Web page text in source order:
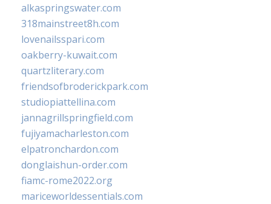
alkaspringswater.com
318mainstreet8h.com
lovenailsspari.com
oakberry-kuwait.com
quartzliterary.com
friendsofbroderickpark.com
studiopiattellina.com
jannagrillspringfield.com
fujiyamacharleston.com
elpatronchardon.com
donglaishun-order.com
fiamc-rome2022.org
mariceworldessentials.com